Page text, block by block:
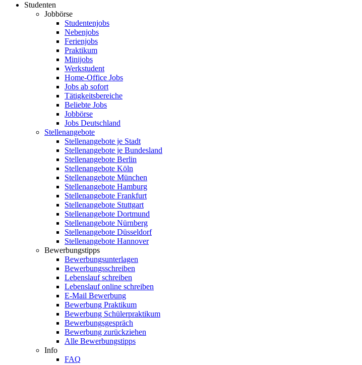
Studenten
Jobbörse
Studentenjobs
Nebenjobs
Ferienjobs
Praktikum
Minijobs
Werkstudent
Home-Office Jobs
Jobs ab sofort
Tätigkeitsbereiche
Beliebte Jobs
Jobbörse
Jobs Deutschland
Stellenangebote
Stellenangebote je Stadt
Stellenangebote je Bundesland
Stellenangebote Berlin
Stellenangebote Köln
Stellenangebote München
Stellenangebote Hamburg
Stellenangebote Frankfurt
Stellenangebote Stuttgart
Stellenangebote Dortmund
Stellenangebote Nürnberg
Stellenangebote Düsseldorf
Stellenangebote Hannover
Bewerbungstipps
Bewerbungsunterlagen
Bewerbungsschreiben
Lebenslauf schreiben
Lebenslauf online schreiben
E-Mail Bewerbung
Bewerbung Praktikum
Bewerbung Schülerpraktikum
Bewerbungsgespräch
Bewerbung zurückziehen
Alle Bewerbungstipps
Info
FAQ